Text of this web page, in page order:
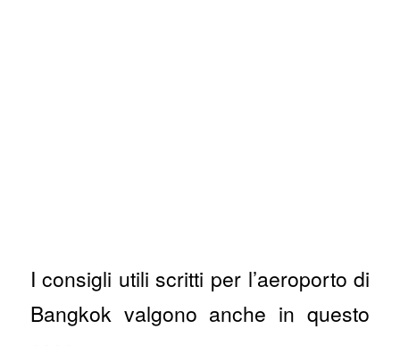
I consigli utili scritti per l’aeroporto di
Bangkok valgono anche in questo